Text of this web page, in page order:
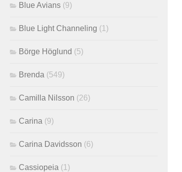
Blue Avians (9)
Blue Light Channeling (1)
Börge Höglund (5)
Brenda (549)
Camilla Nilsson (26)
Carina (9)
Carina Davidsson (6)
Cassiopeia (1)